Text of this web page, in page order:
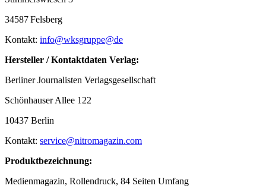
34587Felsberg
Kontakt: info@wksgruppe@de
Hersteller / Kontaktdaten Verlag:
Berliner Journalisten Verlagsgesellschaft
Schönhauser Allee 122
10437 Berlin
Kontakt: service@nitromagazin.com
Produktbezeichnung:
Medienmagazin, Rollendruck, 84 Seiten Umfang